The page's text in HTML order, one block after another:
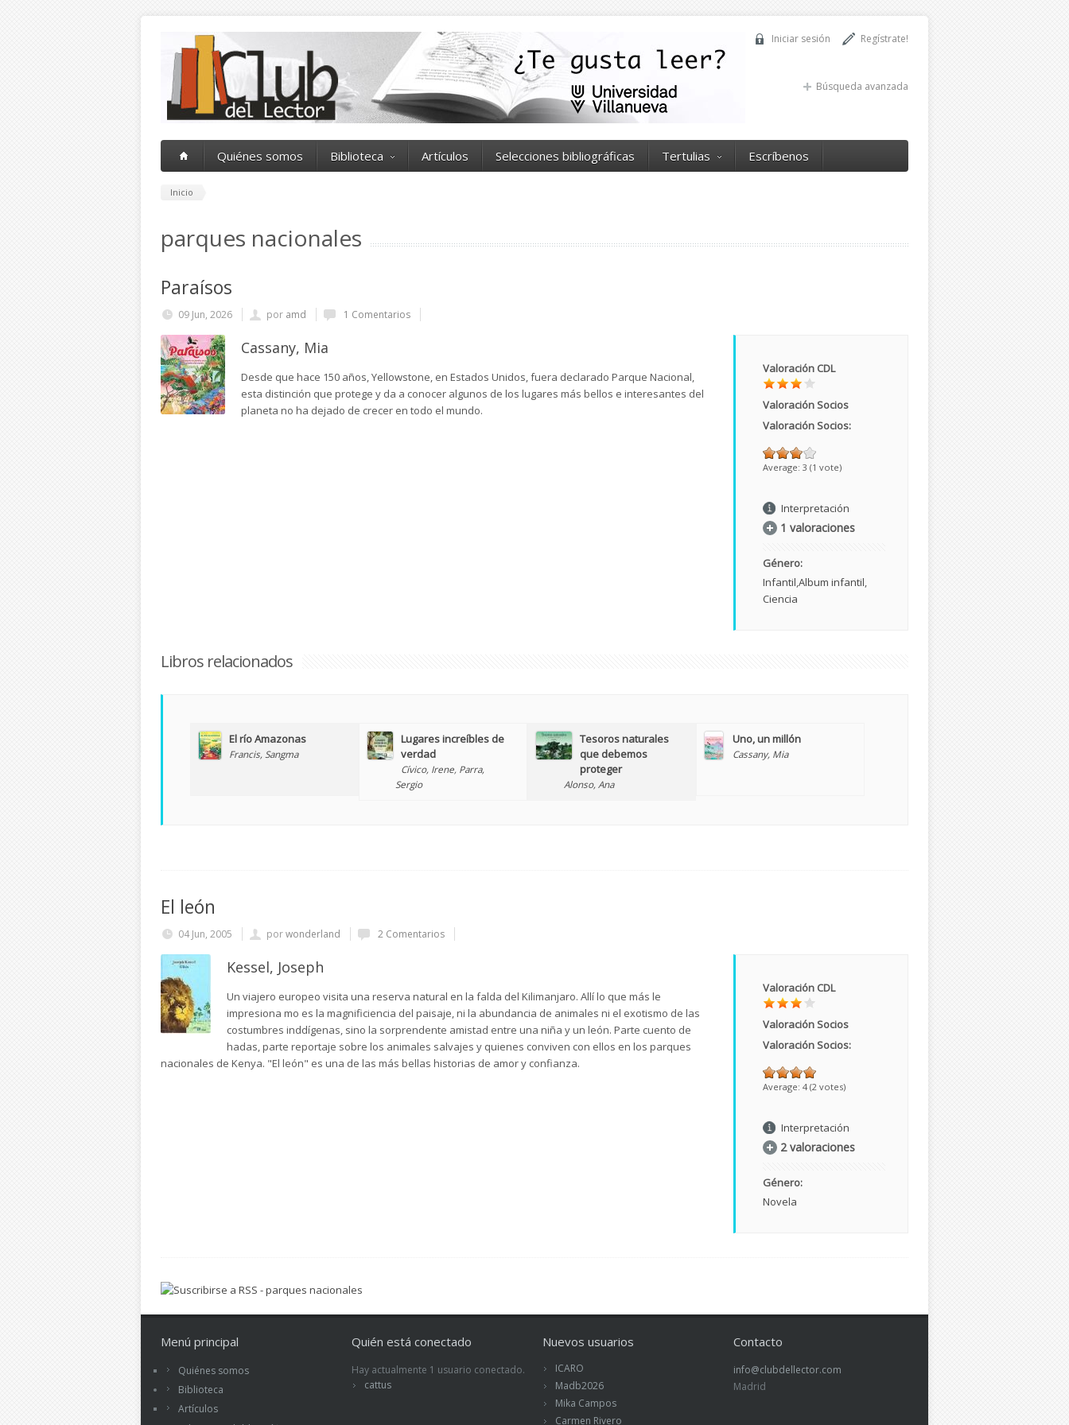
Regístrate!
Iniciar sesión
Búsqueda avanzada
Quiénes somos Biblioteca Artículos Selecciones bibliográficas Tertulias Escríbenos
Inicio
parques nacionales
Paraísos
09 Jun, 2026 por amd 1 Comentarios
Cassany, Mia
Desde que hace 150 años, Yellowstone, en Estados Unidos, fuera declarado Parque Nacional,
esta distinción que protege y da a conocer algunos de los lugares más bellos e interesantes del
planeta no ha dejado de crecer en todo el mundo.
Valoración CDL
Valoración Socios
Valoración Socios:
Average: 3 (1 vote)
Interpretación
1 valoraciones
Género:
Infantil Album infantil
Ciencia
Libros relacionados
El río Amazonas
Francis, Sangma
Lugares increíbles de
verdad
Cívico, Irene, Parra,
Sergio
Tesoros naturales
que debemos
proteger
Alonso, Ana
Uno, un millón
Cassany, Mia
El león
04 Jun, 2005 porwonderland 2 Comentarios
Kessel, Joseph
Un viajero europeo visita una reserva natural en la falda del Kilimanjaro. Allí lo que más le
impresiona mo es la magnificiencia del paisaje, ni la abundancia de animales ni el exotismo de las
costumbres inddígenas, sino la sorprendente amistad entre una niña y un león. Parte cuento de
hadas, parte reportaje sobre los animales salvajes y quienes conviven con ellos en los parques
nacionales de Kenya. "El león" es una de las más bellas historias de amor y confianza.
Valoración CDL
Valoración Socios
Valoración Socios:
Average: 4 (2 votes)
Interpretación
2 valoraciones
Género:
Novela
Menú principal
Quiénes somos
Biblioteca
Artículos
Quién está conectado
Hay actualmente 1 usuario conectado.
cattus
Nuevos usuarios
ICARO
Madb2026
Mika Campos
Carmen Rivero
Contacto
info@clubdellector.com
Madrid